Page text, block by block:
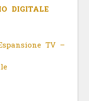
DIGITALE
TV –